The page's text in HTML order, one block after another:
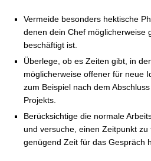
Vermeide besonders hektische
denen dein Chef möglicherweise
beschäftigt ist.
Überlege, ob es Zeiten gibt, in
möglicherweise offener für neue
zum Beispiel nach dem
Projekts.
Berücksichtige die normale
und versuche, einen Zeitpunkt
genügend Zeit für das Gespräch